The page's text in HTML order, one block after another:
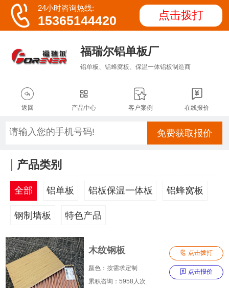
 24小时咨询热线:
15365144420 点击拨打
福瑞尔铝单板厂
铝单板、铝蜂窝板、保温一体铝板制造商

返回

产品中心

客户案例

在线报价
免费获取报价
产品类别
全部 铝单板 铝板保温一体板 铝蜂窝板
钢制墙板 特色产品
木纹钢板
颜色：按需求定制
累积咨询：5958人次
 点击拨打
 点击报价